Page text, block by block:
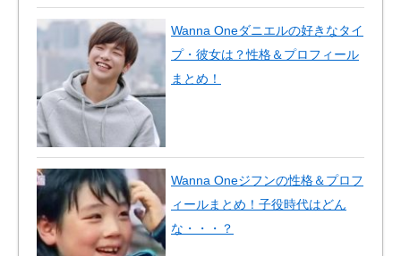
Wanna Oneダニエルの好きなタイ
プ・彼女は？性格＆プロフィール
まとめ！
Wanna Oneジフンの性格＆プロフ
ィールまとめ！子役時代はどん
な・・・？